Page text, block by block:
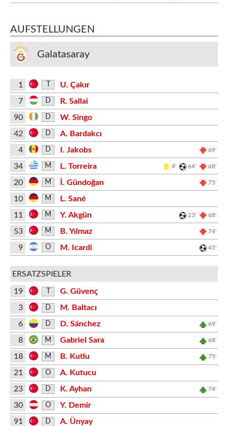
AUFSTELLUNGEN
Galatasaray
1
U. Çakır
7
D
R. Sallai
90
D
W. Singo
42
D
A. Bardakcı
4
D I. Jakobs 69'
34 M L. Torreira 4' 64' 68'
20 M İ. Gündoğan 75'
10 M
L. Sané
11
M Y. Akgün 23' 68'
53 M B. Yılmaz 74'
9 O M. Icardi 45'
ERSATZSPIELER
19
G. Güvenç
3
D
M. Baltacı
6
D D. Sánchez 69'
8 M Gabriel Sara 68'
18 M B. Kutlu 75'
21 O
A. Kutucu
23
D K. Ayhan 74'
30 O
Y. Demir
91
D
A. Ünyay